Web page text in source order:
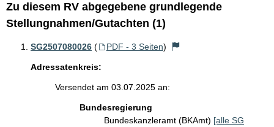
Zu diesem RV abgegebene grundlegende
Stellungnahmen/Gutachten (1)
SG2507080026 ( PDF - 3 Seiten)
Adressatenkreis:
Versendet am 03.07.2025 an:
Bundesregierung
Bundeskanzleramt (BKAmt) [alle SG